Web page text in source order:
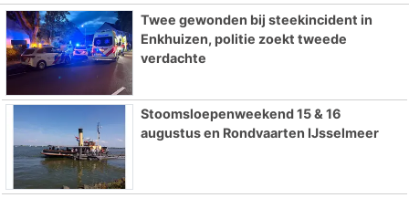
Twee gewonden bij steekincident in
Enkhuizen, politie zoekt tweede
verdachte
Stoomsloepenweekend 15 & 16
augustus en Rondvaarten IJsselmeer